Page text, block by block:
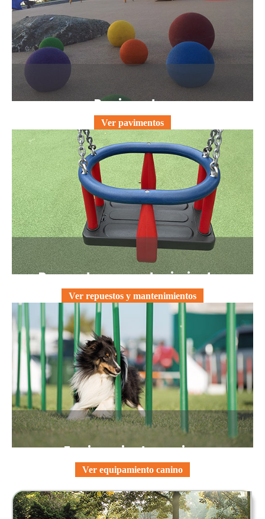
Pavimentos
Ver pavimentos
Repuestos y mantenimientos
Ver repuestos y mantenimientos
Equipamiento canino
Ver equipamiento canino